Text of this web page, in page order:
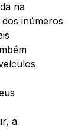
na
inúmeros
a